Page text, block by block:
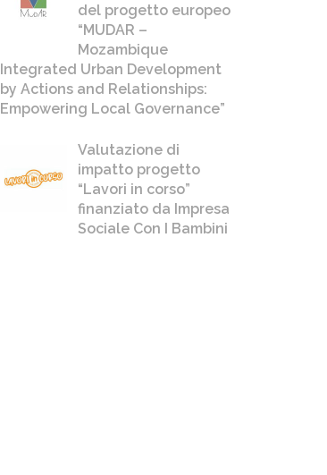
del progetto europeo
“MUDAR –
Mozambique
Integrated Urban Development
by Actions and Relationships:
Empowering Local Governance”
Valutazione di
impatto progetto
“Lavori in corso”
finanziato da Impresa
Sociale Con I Bambini